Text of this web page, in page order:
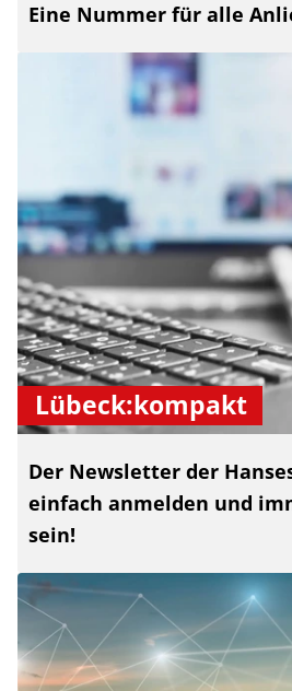
Eine Nummer für alle
Lübeck:kompakt
Der Newsletter der
einfach anmelden und
sein!